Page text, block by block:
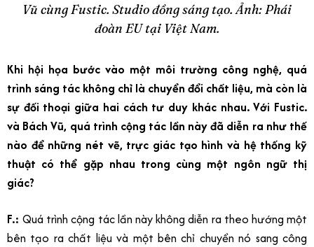
Vũ cùng Fustic. Studio đồng sáng tạo. Ảnh: Phái
đoàn EU tại Việt Nam.
Khi hội họa bước vào một môi trường công nghệ, quá
trình sáng tác không chỉ là chuyển đổi chất liệu, mà còn là
sự đối thoại giữa hai cách tư duy khác nhau. Với Fustic.
và Bách Vũ, quá trình cộng tác lần này đã diễn ra như thế
nào để những nét vẽ, trực giác tạo hình và hệ thống kỹ
thuật có thể gặp nhau trong cùng một ngôn ngữ thị
giác?
F.: Quá trình cộng tác lần này không diễn ra theo hướng một
bên tạo ra chất liệu và một bên chỉ chuyển nó sang công